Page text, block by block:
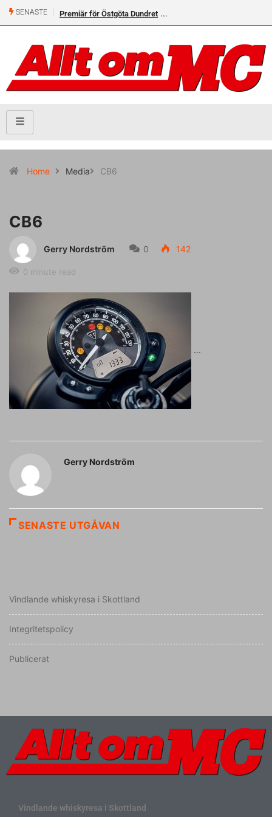
SENASTE Premiär för Östgöta Dundret
Home Media CB6
CB6
Gerry Nordström 0 142
0 minute read
Gerry Nordström
SENASTE UTGÅVAN
Vindlande whiskyresa i Skottland
Integritetspolicy
Publicerat
Vindlande whiskyresa i Skottland